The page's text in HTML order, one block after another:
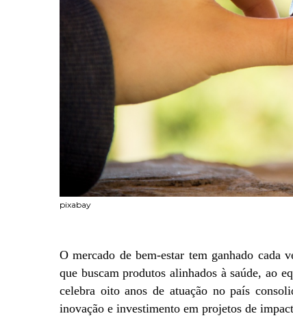
pixabay
O mercado de bem-estar tem ganhado cada
que buscam produtos alinhados à saúde, ao
celebra oito anos de atuação no país
inovação e investimento em projetos de